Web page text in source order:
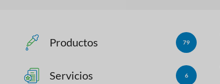
Productos 79
Servicios 6